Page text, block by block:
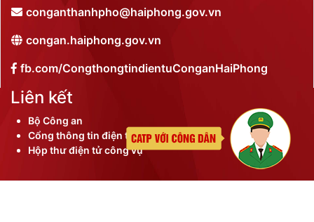
Phòng Quản lý xuất nhập cảnh: Hướng dẫn những quy định mới trong lĩnh
vực xuất cảnh, nhập cảnh của công dân việt nam từ ngày 01/7/2026
THỐNG KÊ TRUY CẬP